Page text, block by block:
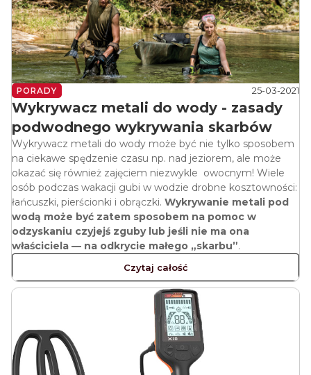
PORADY 25-03-2021
Wykrywacz metali do wody - zasady
podwodnego wykrywania skarbów
Wykrywacz metali do wody może być nie tylko sposobem
na ciekawe spędzenie czasu np. nad jeziorem, ale może
okazać się również zajęciem niezwykle owocnym! Wiele
osób podczas wakacji gubi w wodzie drobne kosztowności:
łańcuszki, pierścionki i obrączki. Wykrywanie metali pod
wodą może być zatem sposobem na pomoc w
odzyskaniu czyjejś zguby lub jeśli nie ma ona
właściciela — na odkrycie małego „skarbu”.
Czytaj całość